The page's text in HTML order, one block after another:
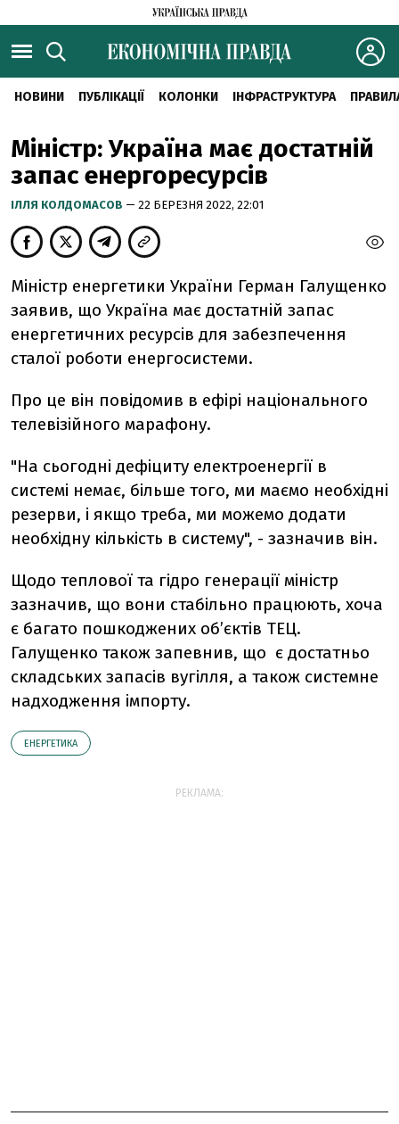
НОВИНИ ПУБЛІКАЦІЇ КОЛОНКИ ІНФРАСТРУКТУРА
Міністр: Україна має достатній
запас енергоресурсів
ІЛЛЯ КОЛДОМАСОВ — 22 БЕРЕЗНЯ 2022, 22:01
Міністр енергетики України Герман Галущенко
заявив, що Україна має достатній запас
енергетичних ресурсів для забезпечення
сталої роботи енергосистеми.
Про це він повідомив в ефірі національного
телевізійного марафону.
"На сьогодні дефіциту електроенергії в
системі немає, більше того, ми маємо необхідні
резерви, і якщо треба, ми можемо додати
необхідну кількість в систему", - зазначив він.
Щодо теплової та гідро генерації міністр
зазначив, що вони стабільно працюють, хоча
є багато пошкоджених об’єктів ТЕЦ.
Галущенко також запевнив, що є достатньо
складських запасів вугілля, а також системне
надходження імпорту.
ЕНЕРГЕТИКА
РЕКЛАМА: